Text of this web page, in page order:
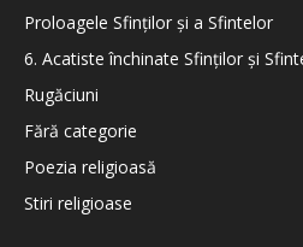
Proloagele Sfinților și a Sfintelor
6. Acatiste închinate Sfinților și
Rugăciuni
Fără categorie
Poezia religioasă
Stiri religioase